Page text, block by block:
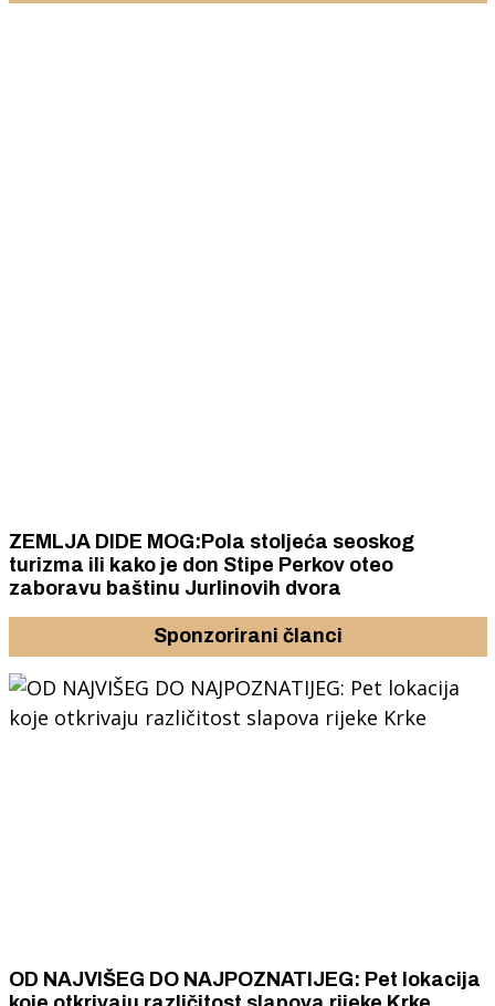
ZEMLJA DIDE MOG:Pola stoljeća seoskog
turizma ili kako je don Stipe Perkov oteo
zaboravu baštinu Jurlinovih dvora
Sponzorirani članci
OD NAJVIŠEG DO NAJPOZNATIJEG: Pet lokacija